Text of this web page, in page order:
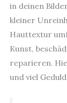
in deinen
kleiner
Hauttextur
Kunst,
reparieren.
und viel